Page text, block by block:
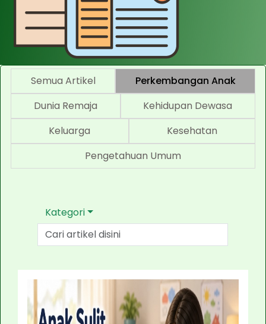
Semua Artikel
Perkembangan Anak
Dunia Remaja
Kehidupan Dewasa
Keluarga
Kesehatan
Pengetahuan Umum
Kategori